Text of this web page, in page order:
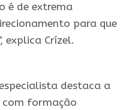
é de extrema
para que
explica Crízel.
destaca a
com formação